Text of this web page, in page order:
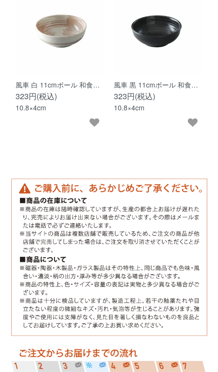
風車 白 11cmボール 和食…
323円(税込)
10.8×4cm
風車 黒 11cmボール 和食…
323円(税込)
10.8×4cm